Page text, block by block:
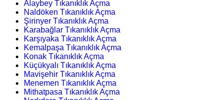
Alaybey Tıkanıklık Açma
Naldöken Tıkanıklık Açma
Şirinyer Tıkanıklık Açma
Karabağlar Tıkanıklık Açma
Karşıyaka Tıkanıklık Açma
Kemalpaşa Tıkanıklık Açma
Konak Tıkanıklık Açma
Küçükyalı Tıkanıklık Açma
Mavişehir Tıkanıklık Açma
Menemen Tıkanıklık Açma
Mithatpasa Tıkanıklık Açma